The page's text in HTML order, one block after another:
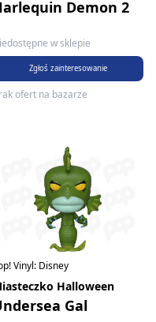
Demon 2
w sklepie
Zgłoś zainteresowanie
ofert na bazarze
Vinyl: Disney
Halloween
Gal